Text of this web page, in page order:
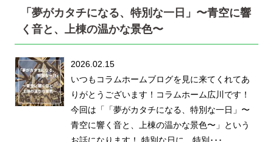
「夢がカタチになる、特別な一日」〜青空に響
く音と、上棟の温かな景色〜
2026.02.15
いつもコラムホームブログを見に来てくれてあ
りがとうございます！コラムホーム広川です！
今回は「「夢がカタチになる、特別な一日」〜
青空に響く音と、上棟の温かな景色〜」という